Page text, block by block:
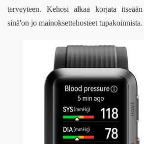
terveyteen. Kehosi alkaa korjata itseään
sinä'on jo mainoksettehosteet tupakoinnista.